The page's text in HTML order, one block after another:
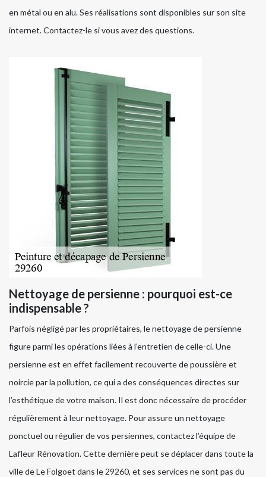
en métal ou en alu. Ses réalisations sont disponibles sur son site
internet. Contactez-le si vous avez des questions.
Nettoyage de persienne : pourquoi est-ce
indispensable ?
Parfois négligé par les propriétaires, le nettoyage de persienne
figure parmi les opérations liées à l’entretien de celle-ci. Une
persienne est en effet facilement recouverte de poussière et
noircie par la pollution, ce qui a des conséquences directes sur
l’esthétique de votre maison. Il est donc nécessaire de procéder
régulièrement à leur nettoyage. Pour assure un nettoyage
ponctuel ou régulier de vos persiennes, contactez l’équipe de
Lafleur Rénovation. Cette dernière peut se déplacer dans toute la
ville de Le Folgoet dans le 29260, et ses services ne sont pas du